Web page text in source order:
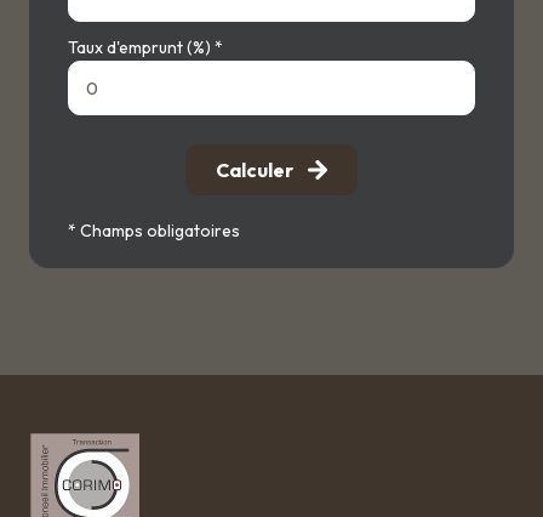
Taux d'emprunt (%) *
Calculer
* Champs obligatoires